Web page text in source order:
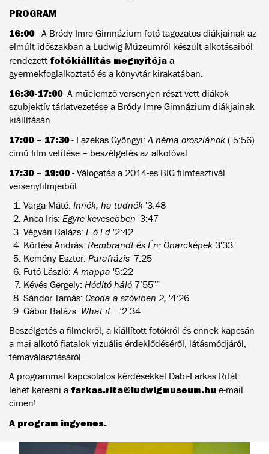
PROGRAM
16:00- A Bródy Imre Gimnázium fotó tagozatos diákjainak az
elmúlt időszakban a Ludwig Múzeumról készült alkotásaiból
rendezett fotókiállítás megnyitója a
gyermekfoglalkoztató és a könyvtár kirakatában.
16:30-17:00- A műelemző versenyen részt vett diákok
szubjektív tárlatvezetése a Bródy Imre Gimnázium diákjainak
kiállításán
17:00 – 17:30- Fazekas Gyöngyi:A néma oroszlánok ('5:56)
című film vetítése – beszélgetés az alkotóval
17:30 – 19:00- Válogatás a 2014-es BIG filmfesztivál
versenyfilmjeiből
Varga Máté: Innék, ha tudnék '3:48
Anca Iris: Egyre kevesebben '3:47
Végvári Balázs: F ö l d '2:42
Körtési András: Rembrandt és Én: Önarcképek 3'33"
Kemény Eszter: Parafrázis '7:25
Futó László:A mappa '5:22
Kévés Gergely: Hódító háló 7’55””
Sándor Tamás: Csoda a szöviben 2, '4:26
Gábor Balázs: What if... ’2:34
Beszélgetés a filmekről, a kiállított fotókról és ennek kapcsán
a mai alkotó fiatalok vizuális érdeklődéséről, látásmódjáról,
témaválasztásáról.
A programmal kapcsolatos kérdésekkel Dabi-Farkas Ritát
lehet keresni a farkas.rita@ludwigmuseum.hu e-mail
címen!
A program ingyenes.